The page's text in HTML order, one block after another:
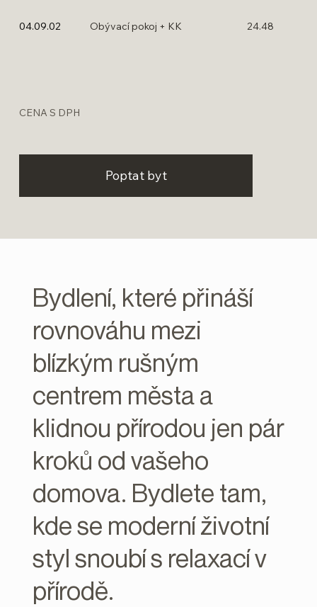
Bydlení, které přináší
rovnováhu mezi
blízkým rušným
centrem města a
klidnou přírodou jen pár
kroků od vašeho
domova. Bydlete tam,
kde se moderní životní
styl snoubí s relaxací v
přírodě.
CENA S DPH
Poptat byt
04.09.02 Obývací pokoj + KK 24.48